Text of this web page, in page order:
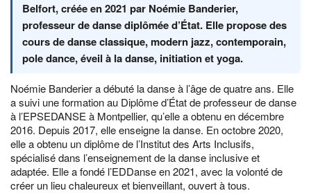
Belfort, créée en 2021 par Noémie Banderier,
professeur de danse diplômée d’État. Elle propose des
cours de danse classique, modern jazz, contemporain,
pole dance, éveil à la danse, initiation et yoga.
Noémie Banderier a débuté la danse à l’âge de quatre ans. Elle
a suivi une formation au Diplôme d’État de professeur de danse
à l’EPSEDANSE à Montpellier, qu’elle a obtenu en décembre
2016. Depuis 2017, elle enseigne la danse. En octobre 2020,
elle a obtenu un diplôme de l’Institut des Arts Inclusifs,
spécialisé dans l’enseignement de la danse inclusive et
adaptée. Elle a fondé l’EDDanse en 2021, avec la volonté de
créer un lieu chaleureux et bienveillant, ouvert à tous.